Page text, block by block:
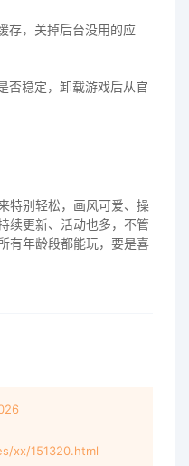
存，关掉后台没用的应
否稳定，卸载游戏后从官
特别轻松，画风可爱、操
续更新、活动也多，不管
有年龄段都能玩，要是喜
xx/151320.html